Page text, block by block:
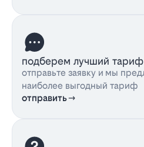
подберем лучший тариф
отправьте заявку и мы
наиболее выгодный тариф
отправить